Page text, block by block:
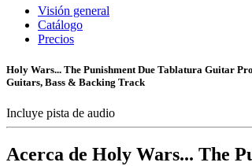
Visión general
Catálogo
Precios
Holy Wars... The Punishment Due Tablatura Guitar
Guitars, Bass & Backing Track
Incluye pista de audio
Acerca de Holy Wars... The